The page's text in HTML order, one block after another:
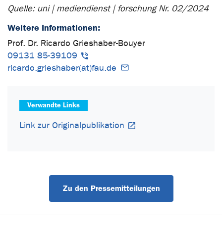
Quelle: uni | mediendienst | forschung Nr. 02/2024
Weitere Informationen:
Prof. Dr. Ricardo Grieshaber-Bouyer
09131 85-39109
ricardo.grieshaber(at)fau.de
Verwandte Links
Link zur Originalpublikation
Zu den Pressemitteilungen